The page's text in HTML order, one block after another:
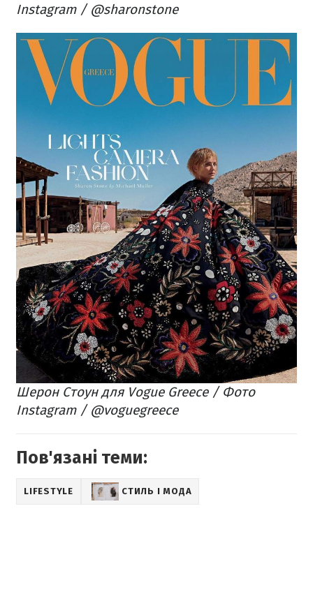
Instagram / @sharonstone
Шерон Стоун для Vogue Greece / Фото
Instagram / @voguegreece
Пов'язані теми:
LIFESTYLE СТИЛЬ І МОДА